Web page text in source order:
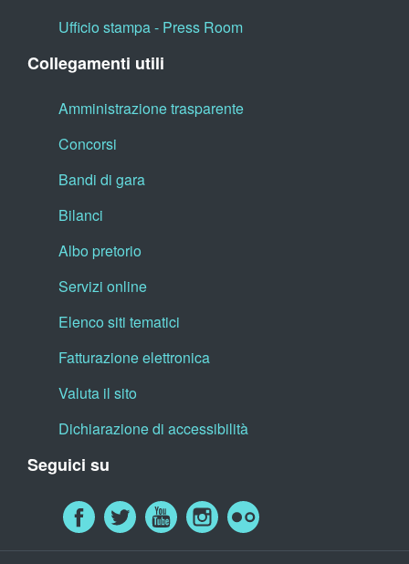
Ufficio stampa - Press Room
Collegamenti utili
Amministrazione trasparente
Concorsi
Bandi di gara
Bilanci
Albo pretorio
Servizi online
Elenco siti tematici
Fatturazione elettronica
Valuta il sito
Dichiarazione di accessibilità
Seguici su